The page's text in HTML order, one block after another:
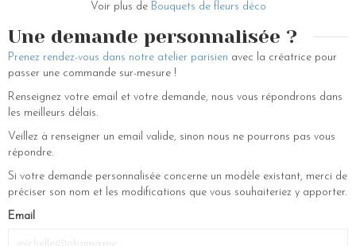
Voir plus de Bouquets de fleurs déco
Une demande personnalisée ?
Prenez rendez-vous dans notre atelier parisien avec la créatrice pour
passer une commande sur-mesure !
Renseignez votre email et votre demande, nous vous répondrons dans
les meilleurs délais.
Veillez à renseigner un email valide, sinon nous ne pourrons pas vous
répondre.
Si votre demande personnalisée concerne un modèle existant, merci de
préciser son nom et les modifications que vous souhaiteriez y apporter.
Email